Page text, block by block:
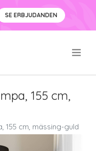
SE ERBJUDANDEN
155 cm,
155 cm, mässing-guld